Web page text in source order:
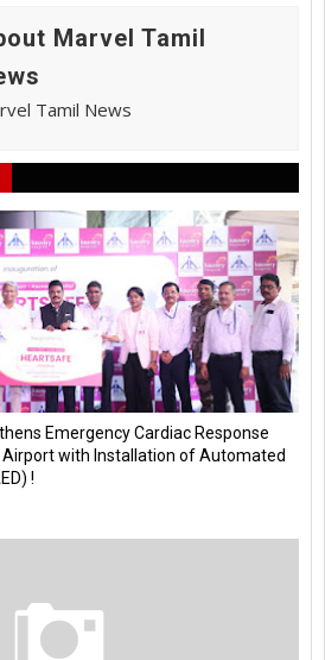
Marvel Tamil
Tamil News
Emergency Cardiac Response
with Installation of Automated
!